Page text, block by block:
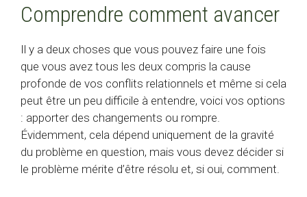
Comprendre comment avancer
Il y a deux choses que vous pouvez faire une fois
que vous avez tous les deux compris la cause
profonde de vos conflits relationnels et même si cela
peut être un peu difficile à entendre, voici vos options
: apporter des changements ou rompre.
Évidemment, cela dépend uniquement de la gravité
du problème en question, mais vous devez décider si
le problème mérite d’être résolu et, si oui, comment.